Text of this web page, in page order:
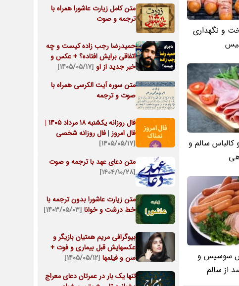
و نگهداری
سالم و
سوسیس و
از سالم
متن کامل زیارت عاشورا همراه با
ترجمه و صوت
حمیدرضا رجب‌ زاده کیست و چه
اتفاقی برایش افتاده؟ + عکس و
خبر جدید از او [۱۴۰۵/۰۵/۱۷]
متن سوره آیت الکرسی همراه با
صوت و ترجمه
فال روزانه یکشنبه ۱۸ مرداد ۱۴۰۵ |
فال امروز | فال روزانه شخصی
[۱۴۰۵/۰۵/۱۷]
متن دعای عهد با ترجمه و صوت
[۱۴۰۴/۱۰/۲۸]
متن زیارت عاشورا بدون ترجمه با
خط درشت و خوانا [۱۴۰۳/۰۵/۰۳]
بیوگرافی مریم همتیان بازیگر و
عکسهایش قبل بیماری و فوت +
سن و فیلمها [۱۴۰۵/۰۵/۱۲]
تنها یک بار در عمرتان دعای معراج